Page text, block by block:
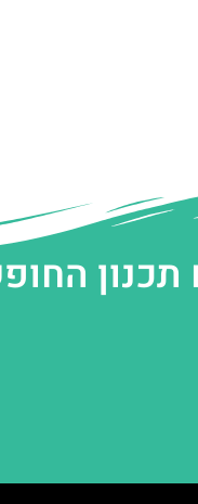
תכנון